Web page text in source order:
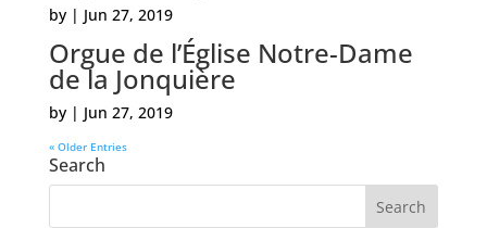
by | Jun 27, 2019
Orgue de l’Église Notre-Dame
de la Jonquière
by | Jun 27, 2019
« Older Entries
Search